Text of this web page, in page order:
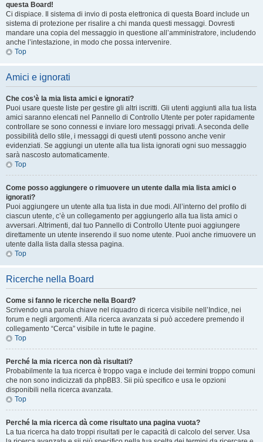
questa Board!
Ci dispiace. Il sistema di invio di posta elettronica di questa Board include un
sistema di protezione per risalire a chi manda questi messaggi. Dovresti
mandare una copia del messaggio in questione all’amministratore, includendo
anche l’intestazione, in modo che possa intervenire.
Top
Amici e ignorati
Che cos’è la mia lista amici e ignorati?
Puoi usare queste liste per gestire gli altri iscritti. Gli utenti aggiunti alla tua lista
amici saranno elencati nel Pannello di Controllo Utente per poter rapidamente
controllare se sono connessi e inviare loro messaggi privati. A seconda delle
possibilità dello stile, i messaggi di questi utenti possono anche venir
evidenziati. Se aggiungi un utente alla tua lista ignorati ogni suo messaggio
sarà nascosto automaticamente.
Top
Come posso aggiungere o rimuovere un utente dalla mia lista amici o
ignorati?
Puoi aggiungere un utente alla tua lista in due modi. All’interno del profilo di
ciascun utente, c’è un collegamento per aggiungerlo alla tua lista amici o
avversari. Altrimenti, dal tuo Pannello di Controllo Utente puoi aggiungere
direttamente un utente inserendo il suo nome utente. Puoi anche rimuovere un
utente dalla lista dalla stessa pagina.
Top
Ricerche nella Board
Come si fanno le ricerche nella Board?
Scrivendo una parola chiave nel riquadro di ricerca visibile nell’Indice, nei
forum e negli argomenti. Alla ricerca avanzata si può accedere premendo il
collegamento “Cerca” visibile in tutte le pagine.
Top
Perché la mia ricerca non dà risultati?
Probabilmente la tua ricerca è troppo vaga e include dei termini troppo comuni
che non sono indicizzati da phpBB3. Sii più specifico e usa le opzioni
disponibili nella ricerca avanzata.
Top
Perché la mia ricerca dà come risultato una pagina vuota?
La tua ricerca ha dato troppi risultati per le capacità di calcolo del server. Usa